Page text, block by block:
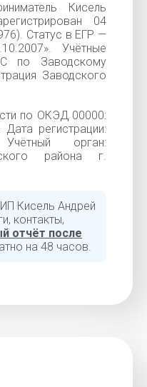
Кисель
04
Статус в ЕГР —
Учётные
по Заводскому
Заводского
по ОКЭД 00000:
Дата регистрации:
орган:
района г.
Кисель Андрей
контакты,
отчёт после
на 48 часов.